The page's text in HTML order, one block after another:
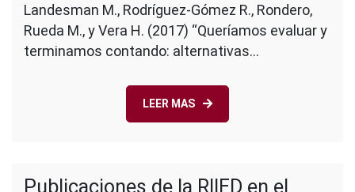
Landesman M., Rodríguez-Gómez R., Rondero,
Rueda M., y Vera H. (2017) “Queríamos evaluar y
terminamos contando: alternativas…
LEER MAS
Publicaciones de la RIIED en el